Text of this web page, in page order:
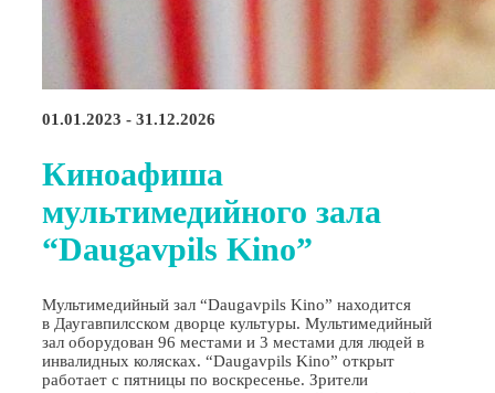
01.01.2023 - 31.12.2026
Киноафиша
мультимедийного зала
“Daugavpils Kino”
Мультимедийный зал “Daugavpils Kino” находится
в Даугавпилсском дворце культуры. Мультимедийный
зал оборудован 96 местами и 3 местами для людей в
инвалидных колясках. “Daugavpils Kino” открыт
работает с пятницы по воскресенье. Зрители